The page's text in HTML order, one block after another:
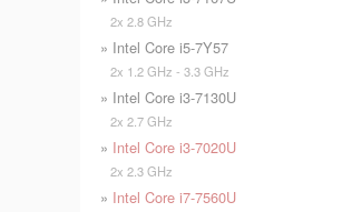
2x 2.8 GHz
» Intel Core i5-7Y57
2x 1.2 GHz - 3.3 GHz
» Intel Core i3-7130U
2x 2.7 GHz
» Intel Core i3-7020U
2x 2.3 GHz
» Intel Core i7-7560U